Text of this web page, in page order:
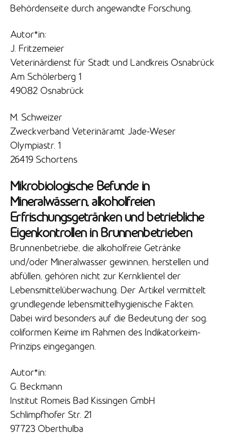
Behördenseite durch angewandte Forschung.
Autor*in:
J. Fritzemeier
Veterinärdienst für Stadt und Landkreis Osnabrück
Am Schölerberg 1
49082 Osnabrück
M. Schweizer
Zweckverband Veterinäramt Jade-Weser
Olympiastr. 1
26419 Schortens
Mikrobiologische Befunde in
Mineralwässern, alkoholfreien
Erfrischungsgetränken und betriebliche
Eigenkontrollen in Brunnenbetrieben
Brunnenbetriebe, die alkoholfreie Getränke
und/oder Mineralwasser gewinnen, herstellen und
abfüllen, gehören nicht zur Kernklientel der
Lebensmittelüberwachung. Der Artikel vermittelt
grundlegende lebensmittelhygienische Fakten.
Dabei wird besonders auf die Bedeutung der sog.
coliformen Keime im Rahmen des Indikatorkeim-
Prinzips eingegangen.
Autor*in:
G. Beckmann
Institut Romeis Bad Kissingen GmbH
Schlimpfhofer Str. 21
97723 Oberthulba